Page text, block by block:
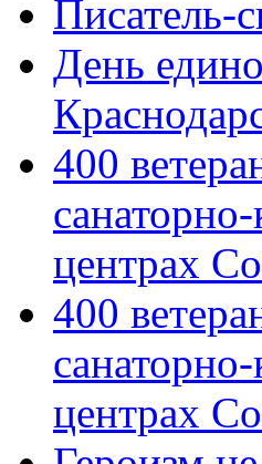
Писатель-
День
400
центрах
400
центрах